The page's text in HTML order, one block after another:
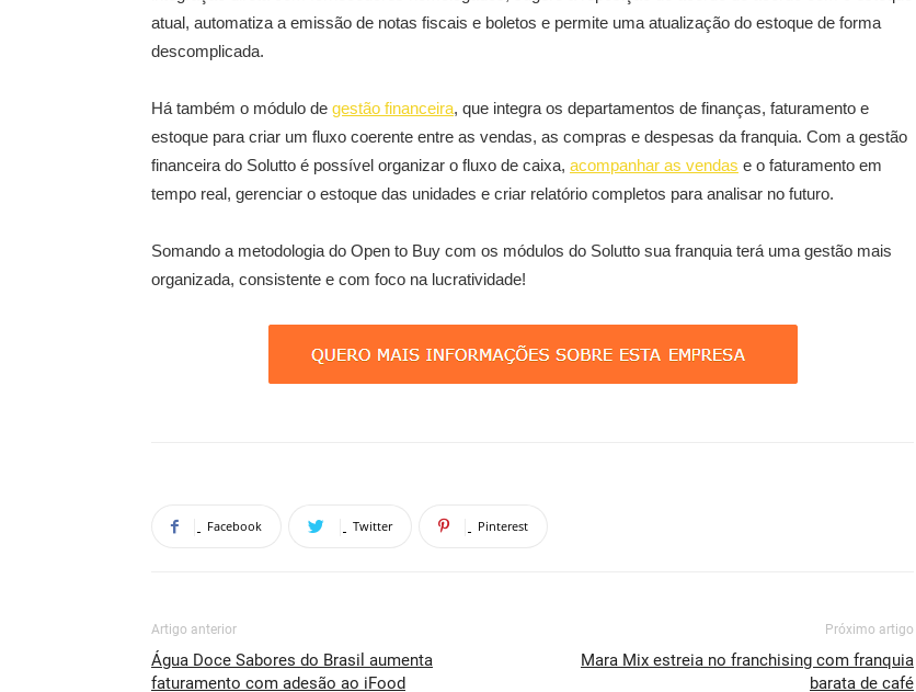
atual, automatiza a emissão de notas fiscais e boletos e permite uma atualização do estoque de forma
descomplicada.
Há também o módulo de gestão financeira, que integra os departamentos de finanças, faturamento e
estoque para criar um fluxo coerente entre as vendas, as compras e despesas da franquia. Com a gestão
financeira do Solutto é possível organizar o fluxo de caixa, acompanhar as vendas e o faturamento em
tempo real, gerenciar o estoque das unidades e criar relatório completos para analisar no futuro.
Somando a metodologia do Open to Buy com os módulos do Solutto sua franquia terá uma gestão mais
organizada, consistente e com foco na lucratividade!
Facebook Twitter Pinterest
Artigo anterior
Água Doce Sabores do Brasil aumenta
faturamento com adesão ao iFood
Próximo artigo
Mara Mix estreia no franchising com franquia
barata de café